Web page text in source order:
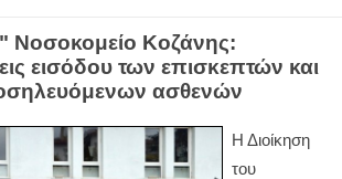
Νοσοκομείο Κοζάνης:
εισόδου των επισκεπτών και
ασθενών
Η Διοίκηση
του